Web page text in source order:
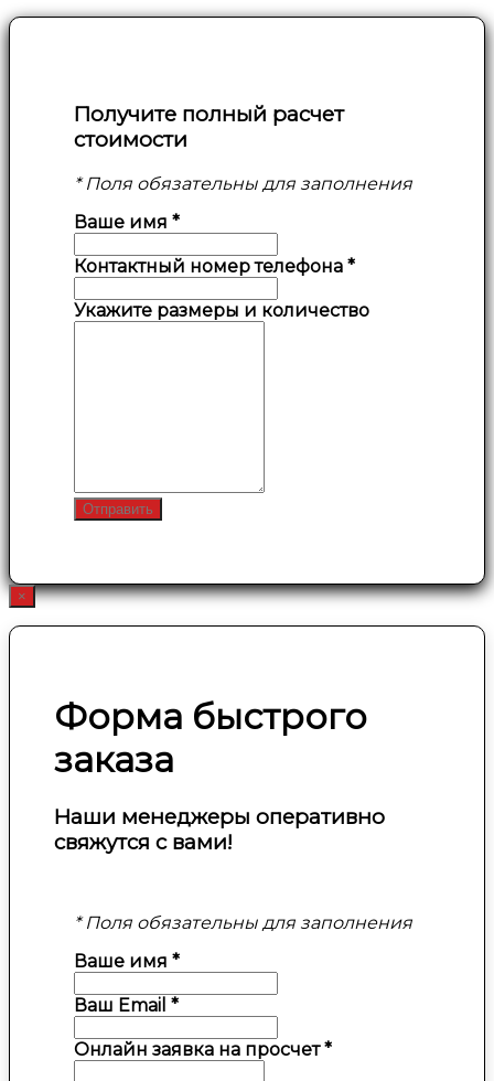
Получите полный расчет
стоимости
* Поля обязательны для заполнения
Ваше имя *
Контактный номер телефона *
Укажите размеры и количество
Отправить
×
Форма быстрого
заказа
Наши менеджеры оперативно
свяжутся с вами!
* Поля обязательны для заполнения
Ваше имя *
Ваш Email *
Онлайн заявка на просчет*